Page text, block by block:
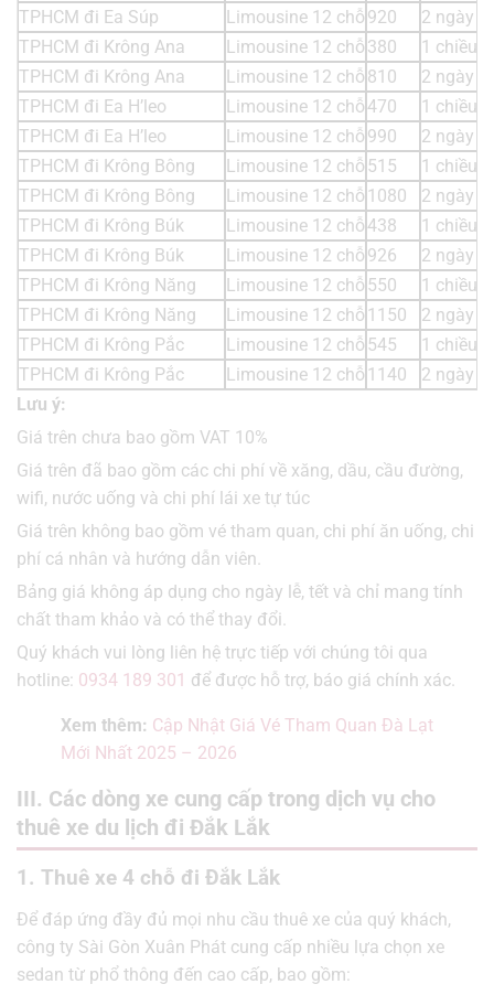
TPHCM đi Ea Súp
Limousine 12 chỗ 920
2 ngày 1
TPHCM đi Krông Ana
Limousine 12 chỗ 380
1 chiều
TPHCM đi Krông Ana
Limousine 12 chỗ 810
2 ngày 1
TPHCM đi Ea H’leo
Limousine 12 chỗ470
1 chiều
TPHCM đi Ea H’leo
Limousine 12 chỗ 990
2 ngày 1
TPHCM đi Krông Bông
Limousine 12 chỗ 515
1 chiều
TPHCM đi Krông Bông
Limousine 12 chỗ 1080
2 ngày 1
TPHCM đi Krông Búk
Limousine 12 chỗ438
1 chiều
TPHCM đi Krông Búk
Limousine 12 chỗ 926
2 ngày 1
TPHCM đi Krông Năng
Limousine 12 chỗ 550
1 chiều
TPHCM đi Krông Năng
Limousine 12 chỗ 1150
2 ngày 1
TPHCM đi Krông Pắc
Limousine 12 chỗ 545
1 chiều
TPHCM đi Krông Pắc
Limousine 12 chỗ 1140
2 ngày 1
Lưu ý:
Giá trên chưa bao gồm VAT 10%
Giá trên đã bao gồm các chi phí về xăng, dầu, cầu đường,
wifi, nước uống và chi phí lái xe tự túc
Giá trên không bao gồm vé tham quan, chi phí ăn uống, chi
phí cá nhân và hướng dẫn viên.
Bảng giá không áp dụng cho ngày lễ, tết và chỉ mang tính
chất tham khảo và có thể thay đổi.
Quý khách vui lòng liên hệ trực tiếp với chúng tôi qua
hotline: 0934 189 301 để được hỗ trợ, báo giá chính xác.
Xem thêm: Cập Nhật Giá Vé Tham Quan Đà Lạt
Mới Nhất 2025 – 2026
III. Các dòng xe cung cấp trong dịch vụ cho
thuê xe du lịch đi Đắk Lắk
1. Thuê xe 4 chỗ đi Đắk Lắk
Để đáp ứng đầy đủ mọi nhu cầu thuê xe của quý khách,
công ty Sài Gòn Xuân Phát cung cấp nhiều lựa chọn xe
sedan từ phổ thông đến cao cấp, bao gồm: